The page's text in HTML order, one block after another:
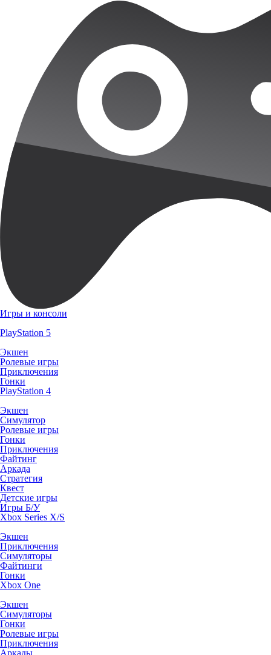
Игры и консоли
PlayStation 5
Экшен
Ролевые игры
Приключения
Гонки
PlayStation 4
Экшен
Симулятор
Ролевые игры
Гонки
Приключения
Файтинг
Аркада
Стратегия
Квест
Детские игры
Игры Б/У
Xbox Series X/S
Экшен
Приключения
Симуляторы
Файтинги
Гонки
Xbox One
Экшен
Симуляторы
Гонки
Ролевые игры
Приключения
Аркады